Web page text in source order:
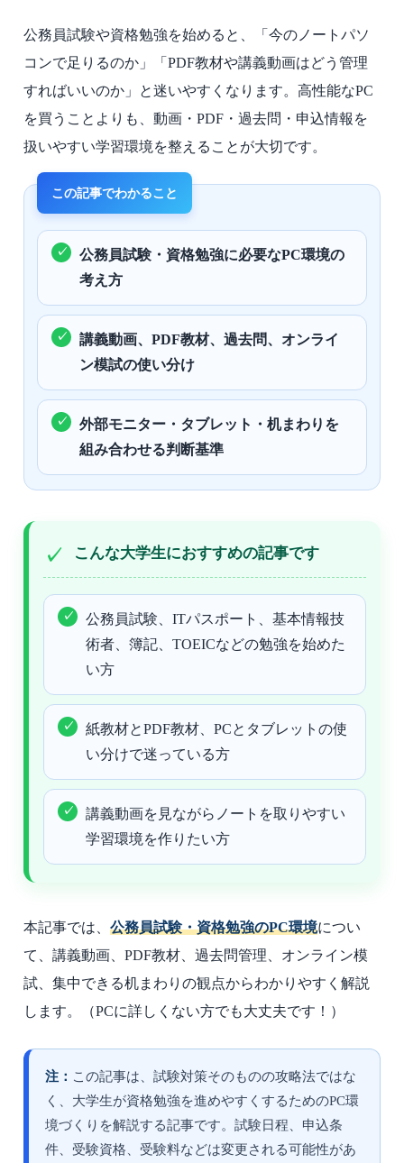
公務員試験や資格勉強を始めると、「今のノートパソ
コンで足りるのか」「PDF教材や講義動画はどう管理
すればいいのか」と迷いやすくなります。高性能なPC
を買うことよりも、動画・PDF・過去問・申込情報を
扱いやすい学習環境を整えることが大切です。
公務員試験・資格勉強に必要なPC環境の
考え方
講義動画、PDF教材、過去問、オンライ
ン模試の使い分け
外部モニター・タブレット・机まわりを
組み合わせる判断基準
こんな大学生におすすめの記事です
公務員試験、ITパスポート、基本情報技
術者、簿記、TOEICなどの勉強を始めた
い方
紙教材とPDF教材、PCとタブレットの使
い分けで迷っている方
講義動画を見ながらノートを取りやすい
学習環境を作りたい方
本記事では、 公務員試験・資格勉強のPC環境につい
て、講義動画、PDF教材、過去問管理、オンライン模
試、集中できる机まわりの観点からわかりやすく解説
します。
（PCに詳しくない方でも大丈夫です！）
注： この記事は、試験対策そのものの攻略法ではな
く、大学生が資格勉強を進めやすくするためのPC環
境づくりを解説する記事です。試験日程、申込条
件、受験資格、受験料などは変更される可能性があ